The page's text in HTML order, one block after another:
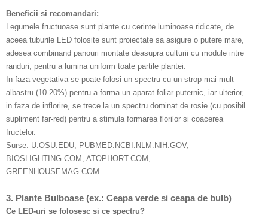
Beneficii si recomandari:
Legumele fructuoase sunt plante cu cerinte luminoase ridicate, de
aceea tuburile LED folosite sunt proiectate sa asigure o putere mare,
adesea combinand panouri montate deasupra culturii cu module intre
randuri, pentru a lumina uniform toate partile plantei.
In faza vegetativa se poate folosi un spectru cu un strop mai mult
albastru (10-20%) pentru a forma un aparat foliar puternic, iar ulterior,
in faza de inflorire, se trece la un spectru dominat de rosie (cu posibil
supliment far-red) pentru a stimula formarea florilor si coacerea
fructelor.
Surse: U.OSU.EDU, PUBMED.NCBI.NLM.NIH.GOV,
BIOSLIGHTING.COM, ATOPHORT.COM,
GREENHOUSEMAG.COM
3. Plante Bulboase (ex.: Ceapa verde si ceapa de bulb)
Ce LED-uri se folosesc si ce spectru?